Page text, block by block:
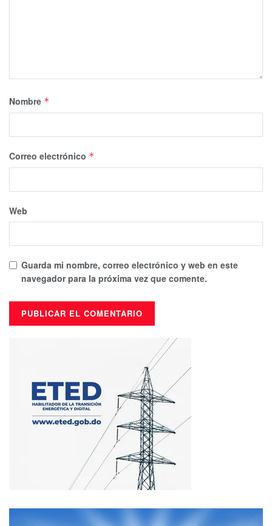
Nombre *
Correo electrónico *
Web
Guarda mi nombre, correo electrónico y web en este
navegador para la próxima vez que comente.